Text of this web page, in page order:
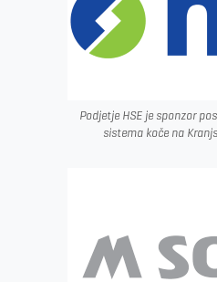
Podjetje HSE je sponzor
sistema koče na